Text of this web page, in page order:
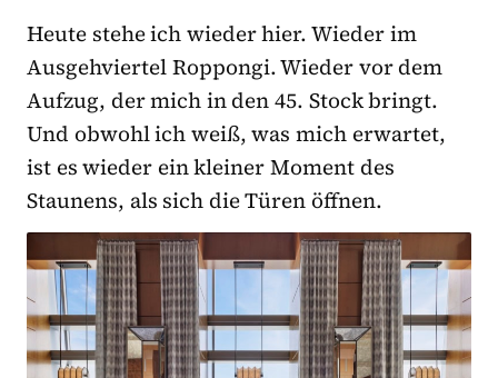
Heute stehe ich wieder hier. Wieder im
Ausgehviertel Roppongi. Wieder vor dem
Aufzug, der mich in den 45. Stock bringt.
Und obwohl ich weiß, was mich erwartet,
ist es wieder ein kleiner Moment des
Staunens, als sich die Türen öffnen.